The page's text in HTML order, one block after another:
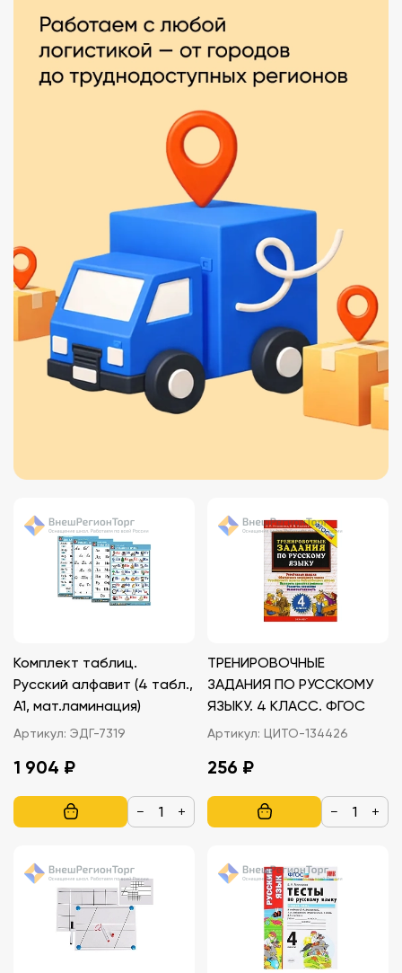
Комплект таблиц.
Русский алфавит (4 табл.,
А1, мат.ламинация)
Артикул: ЭДГ-7319
1 904 ₽
− +
ТРЕНИРОВОЧНЫЕ
ЗАДАНИЯ ПО РУССКОМУ
ЯЗЫКУ. 4 КЛАСС. ФГОС
Артикул: ЦИТО-134426
256 ₽
− +